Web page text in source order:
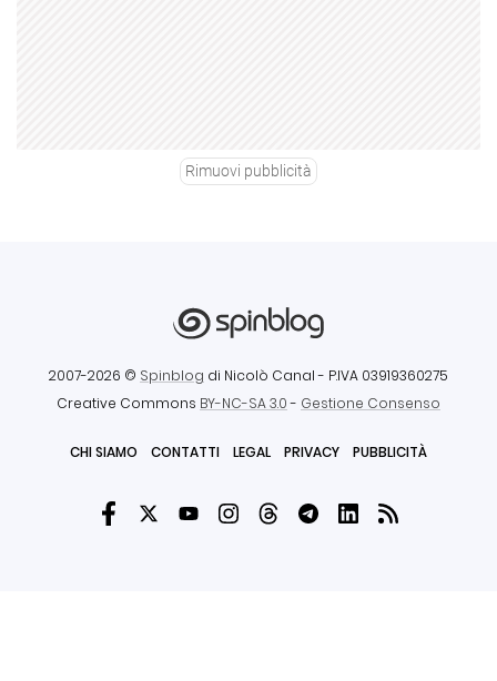
Rimuovi pubblicità
2007-2026 © Spinblog di Nicolò Canal - P.IVA 03919360275
Creative Commons BY-NC-SA 3.0- Gestione Consenso
CHI SIAMO CONTATTI LEGAL PRIVACY PUBBLICITÀ